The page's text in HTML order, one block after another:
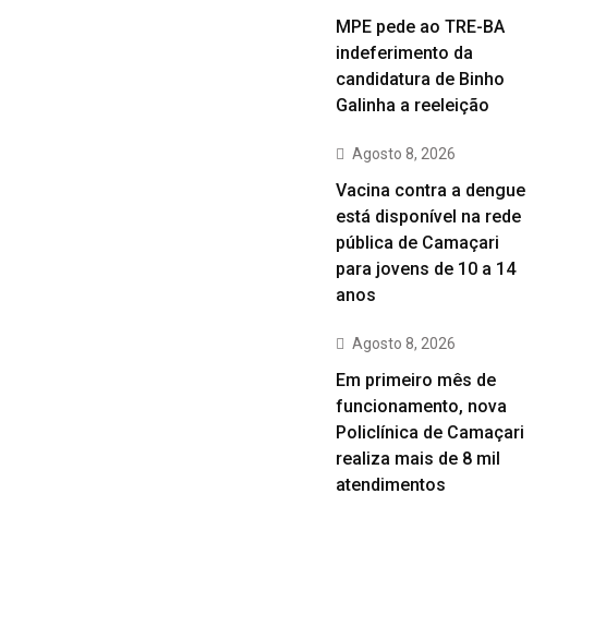
MPE pede ao TRE-BA
indeferimento da
candidatura de Binho
Galinha a reeleição
Agosto 8, 2026
Vacina contra a dengue
está disponível na rede
pública de Camaçari
para jovens de 10 a 14
anos
Agosto 8, 2026
Em primeiro mês de
funcionamento, nova
Policlínica de Camaçari
realiza mais de 8 mil
atendimentos